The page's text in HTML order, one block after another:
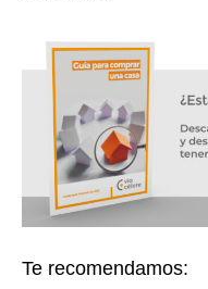
Te recomendamos: